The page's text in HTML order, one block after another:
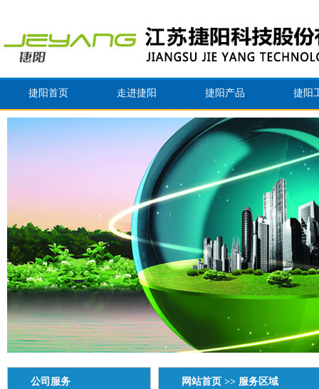
捷阳首页 走进捷阳 捷阳产品 捷阳
公司服务 网站首页 >> 服务区域